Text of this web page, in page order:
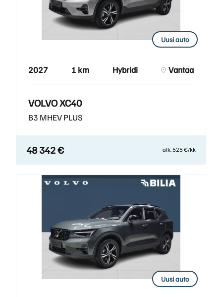
Uusi auto
2027 1 km Hybridi Vantaa
VOLVO XC40
B3 MHEV PLUS
48 342 € alk. 525 €/kk
Uusi auto